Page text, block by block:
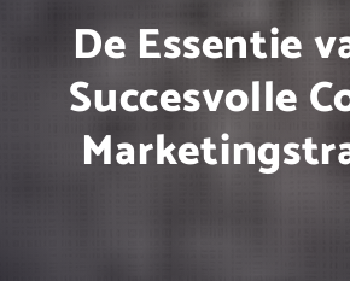
De Essentie
Succesvolle